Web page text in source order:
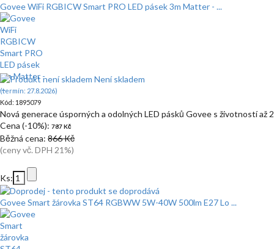
Govee WiFi RGBICW Smart PRO LED pásek 3m Matter - ...
Není skladem
(termín: 27.8.2026)
Kód: 1895079
Nová generace úsporných a odolných LED pásků Govee s životností až
Cena (-10%): 787 Kč
Běžná cena: 866 Kč
(ceny vč. DPH 21%)
Ks:
Govee Smart žárovka ST64 RGBWW 5W-40W 500lm E27 Lo ...